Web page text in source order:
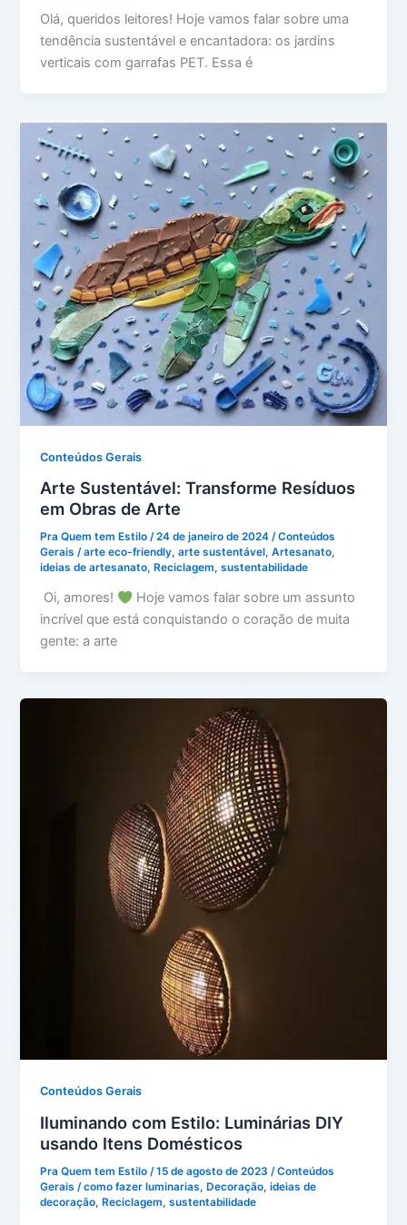
Olá, queridos leitores! Hoje vamos falar sobre uma
tendência sustentável e encantadora: os jardins
verticais com garrafas PET. Essa é
Conteúdos Gerais
Arte Sustentável: Transforme Resíduos
em Obras de Arte
Pra Quem tem Estilo/24 de janeiro de 2024/Conteúdos
Gerais /arte eco-friendly,arte sustentável,Artesanato,
ideias de artesanato, Reciclagem,sustentabilidade
Oi, amores!
Hoje vamos falar sobre um assunto
incrível que está conquistando o coração de muita
gente: a arte
Conteúdos Gerais
Iluminando com Estilo: Luminárias DIY
usando Itens Domésticos
Pra Quem tem Estilo /15 de agosto de 2023 /Conteúdos
Gerais /como fazer luminarias,Decoração,ideias de
decoração,Reciclagem,sustentabilidade